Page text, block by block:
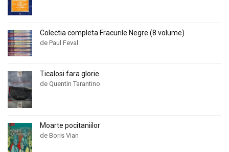
Colectia completa Fracurile Negre (8 volume)
de Paul Feval
Ticalosi fara glorie
de Quentin Tarantino
Moarte pocitaniilor
de Boris Vian